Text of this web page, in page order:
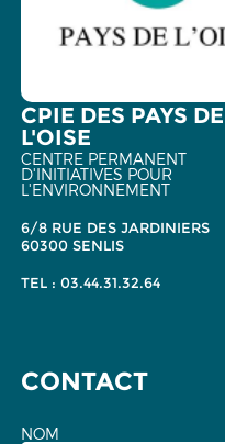
CPIE DES PAYS DE
L'OISE
CENTRE PERMANENT
D'INITIATIVES POUR
L'ENVIRONNEMENT
6/8 RUE DES JARDINIERS
60300 SENLIS
TEL : 03.44.31.32.64
CONTACT
NOM